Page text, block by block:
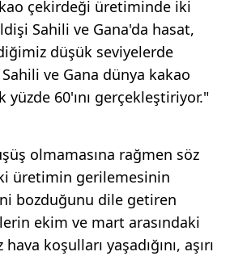
çekirdeği üretiminde iki
Sahili ve Gana'da hasat,
düşük seviyelerde
ve Gana dünya kakao
yüzde 60'ını gerçekleştiriyor."
olmamasına rağmen söz
üretimin gerilemesinin
bozduğunu dile getiren
ekim ve mart arasındaki
koşulları yaşadığını, aşırı